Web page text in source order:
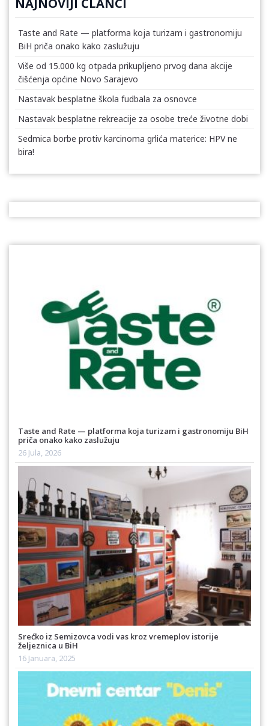
Taste and Rate — platforma koja turizam i gastronomiju
BiH priča onako kako zaslužuju
Više od 15.000 kg otpada prikupljeno prvog dana akcije
čišćenja općine Novo Sarajevo
Nastavak besplatne škola fudbala za osnovce
Nastavak besplatne rekreacije za osobe treće životne dobi
Sedmica borbe protiv karcinoma grlića materice: HPV ne
bira!
Taste and Rate — platforma koja turizam i gastronomiju BiH
priča onako kako zaslužuju
26 Jula, 2026
Srećko iz Semizovca vodi vas kroz vremeplov istorije
željeznica u BiH
16 Januara, 2025